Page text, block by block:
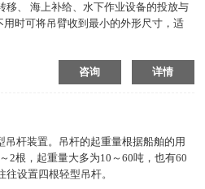
移、 海上补给、水下作业设备的投放与
时可将吊臂收到最小的外形尺寸，适
咨询 详情
杆装置。吊杆的起重量根据船舶的用
2根，起重量大多为10～60吨，也有60
设置四根轻型吊杆。